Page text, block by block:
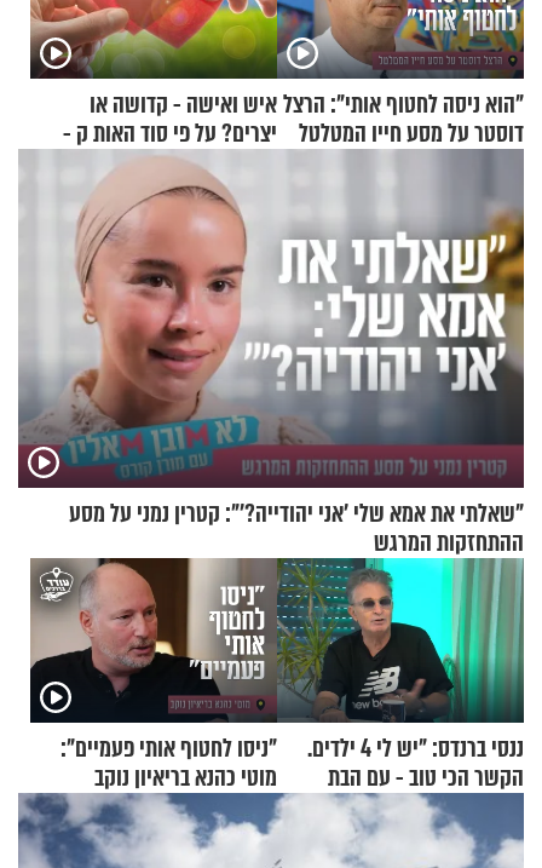
"הוא ניסה לחטוף אותי": הרצל
דוסטר על מסע חייו המטלטל
איש ואישה - קדושה או
יצרים? על פי סוד האות ק -
הרב זמיר כהן
"שאלתי את אמא שלי 'אני יהודייה?'": קטרין נמני על מסע
ההתחזקות המרגש
ננסי ברנדס: "יש לי 4 ילדים.
הקשר הכי טוב - עם הבת
החרדית"
"ניסו לחטוף אותי פעמיים":
מוטי כהנא בריאיון נוקב